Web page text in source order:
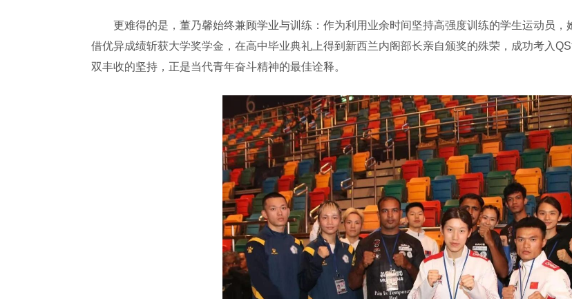
更难得的是，董乃馨始终兼顾学业与训练：作为利用业余时间坚持高强度训练的学生运动员，
借优异成绩斩获大学奖学金，在高中毕业典礼上得到新西兰内阁部长亲自颁奖的殊荣，成功考入
双丰收的坚持，正是当代青年奋斗精神的最佳诠释。